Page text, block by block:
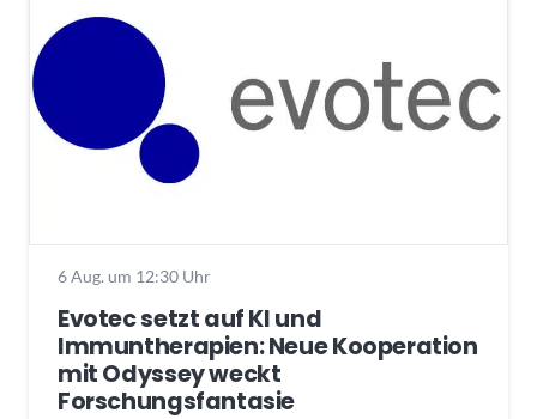
6 Aug. um 12:30 Uhr
Evotec setzt auf KI und
Immuntherapien: Neue Kooperation
mit Odyssey weckt
Forschungsfantasie